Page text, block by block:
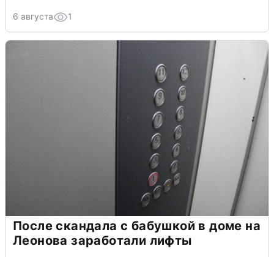
6 августа 1
После скандала с бабушкой в доме на
Леонова заработали лифты